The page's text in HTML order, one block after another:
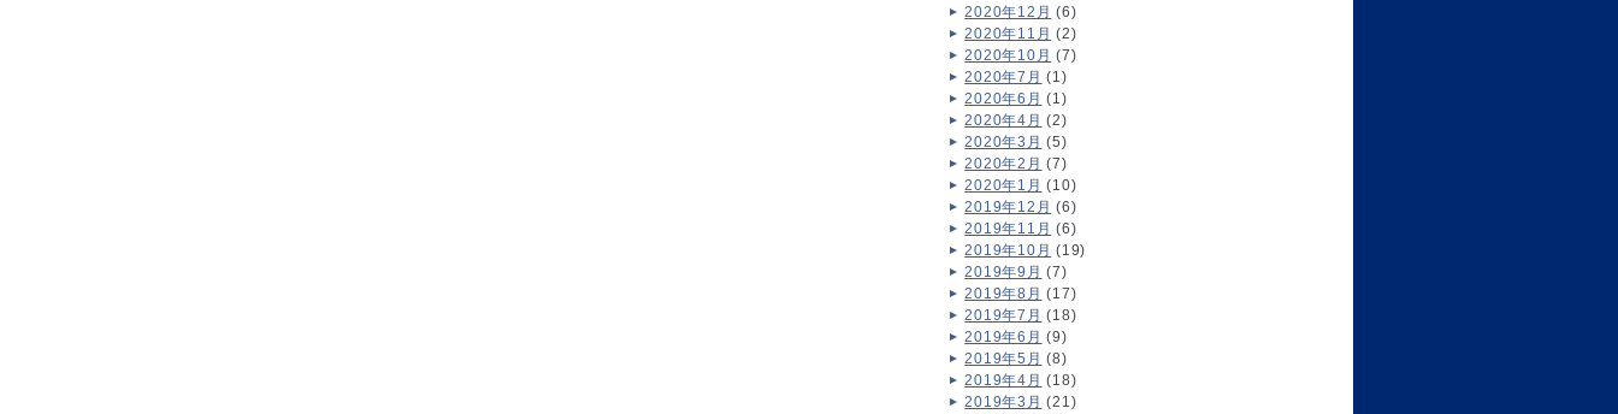
2020年12月 (6)
2020年11月 (2)
2020年10月 (7)
2020年7月 (1)
2020年6月 (1)
2020年4月 (2)
2020年3月 (5)
2020年2月 (7)
2020年1月 (10)
2019年12月 (6)
2019年11月 (6)
2019年10月 (19)
2019年9月 (7)
2019年8月 (17)
2019年7月 (18)
2019年6月 (9)
2019年5月 (8)
2019年4月 (18)
2019年3月 (21)